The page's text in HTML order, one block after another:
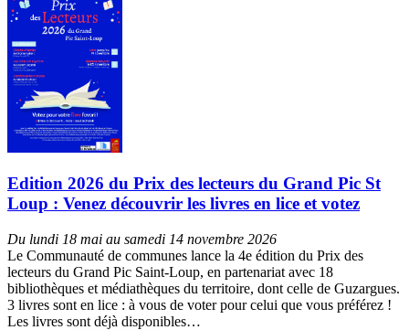
Edition 2026 du Prix des lecteurs du Grand Pic St
Loup : Venez découvrir les livres en lice et votez
Du lundi 18 mai au samedi 14 novembre 2026
Le Communauté de communes lance la 4e édition du Prix des
lecteurs du Grand Pic Saint-Loup, en partenariat avec 18
bibliothèques et médiathèques du territoire, dont celle de Guzargues.
3 livres sont en lice : à vous de voter pour celui que vous préférez !
Les livres sont déjà disponibles…